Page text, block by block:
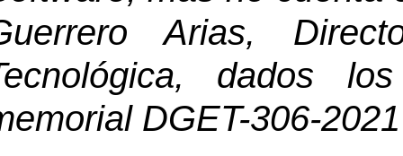
Arias,
dados
DGET-306-